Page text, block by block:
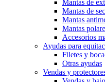
Mantas de
Mantas de
Mantas
Mantas
Accesorios
Ayudas para
Filetes y
Otras ayudas
Vendas y